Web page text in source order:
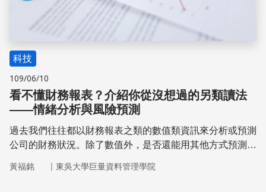
科技
109/06/10
看不懂財務報表？介紹你從沒想過的另類讀法
——情緒分析與風險預測
過去我們往往都以財務報表之類的數值類資訊來分析或預測
公司的財務狀況。除了數值外，是否還能用其他方式預測公
員王釧茹團隊透過情緒分析的方式來觀察「財務報告」上的
黃福銘 ｜ 東吳大學巨量資料管理學院